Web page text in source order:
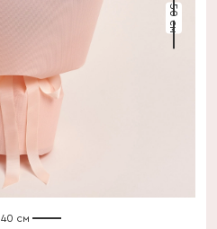
50 см
40 см